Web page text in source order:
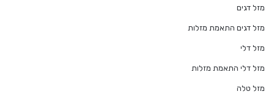
מזל דגים
מזל דגים התאמת מזלות
מזל דלי
מזל דלי התאמת מזלות
מזל טלה